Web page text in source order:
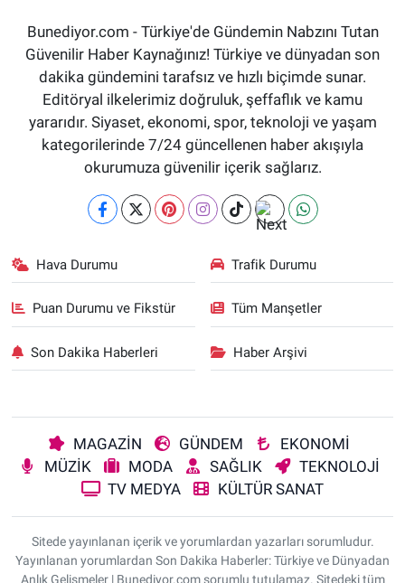
Bunediyor.com - Türkiye'de Gündemin Nabzını Tutan
Güvenilir Haber Kaynağınız! Türkiye ve dünyadan son
dakika gündemini tarafsız ve hızlı biçimde sunar.
Editöryal ilkelerimiz doğruluk, şeffaflık ve kamu
yararıdır. Siyaset, ekonomi, spor, teknoloji ve yaşam
kategorilerinde 7/24 güncellenen haber akışıyla
okurumuza güvenilir içerik sağlarız.
Hava Durumu Trafik Durumu
Puan Durumu ve Fikstür Tüm Manşetler
Son Dakika Haberleri Haber Arşivi
MAGAZİN GÜNDEM
EKONOMİ
MÜZİK
MODA SAĞLIK
TEKNOLOJİ
TV MEDYA
KÜLTÜR SANAT
Sitede yayınlanan içerik ve yorumlardan yazarları sorumludur.
Yayınlanan yorumlardan Son Dakika Haberler: Türkiye ve Dünyadan
Anlık Gelişmeler | Bunediyor.com sorumlu tutulamaz. Sitedeki tüm